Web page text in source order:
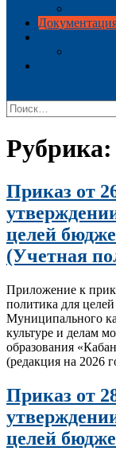
Найти:
Рубрика:
Приказ от
целей
(Учетная
Приложение к
политика для
Муниципального
культуре и делам
образования
(редакция на 2026
Приказ от
целей